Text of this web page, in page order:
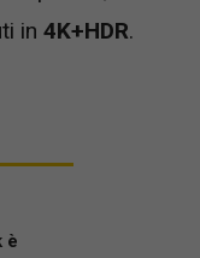
in 4K+HDR.
è